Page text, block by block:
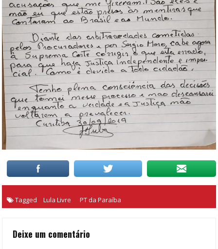
Tagged Lula Livre PT da Paraíba
Deixe um comentário